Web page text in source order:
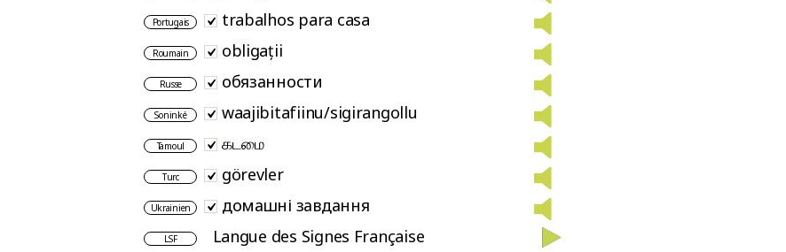
Portugais trabalhos para casa
Roumain obligații
Russe обязанности
Soninké waajibitafiinu/sigirangollu
Tamoul கடமை
Turc görevler
Ukrainien домашні завдання
LSF Langue des Signes Française